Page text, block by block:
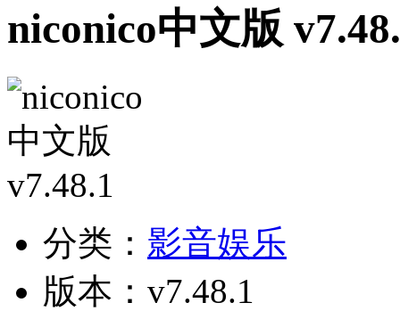
niconico中文版
分类： 影音娱乐
版本：v7.48.1